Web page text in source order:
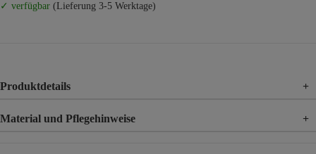
✓ verfügbar (Lieferung 3-5 Werktage)
Produktdetails +
Material und Pflegehinweise +